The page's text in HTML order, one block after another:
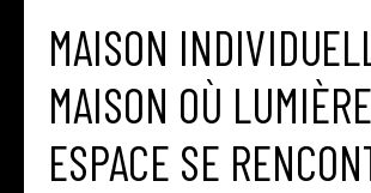
MAISON
MAISON OÙ
ESPACE SE